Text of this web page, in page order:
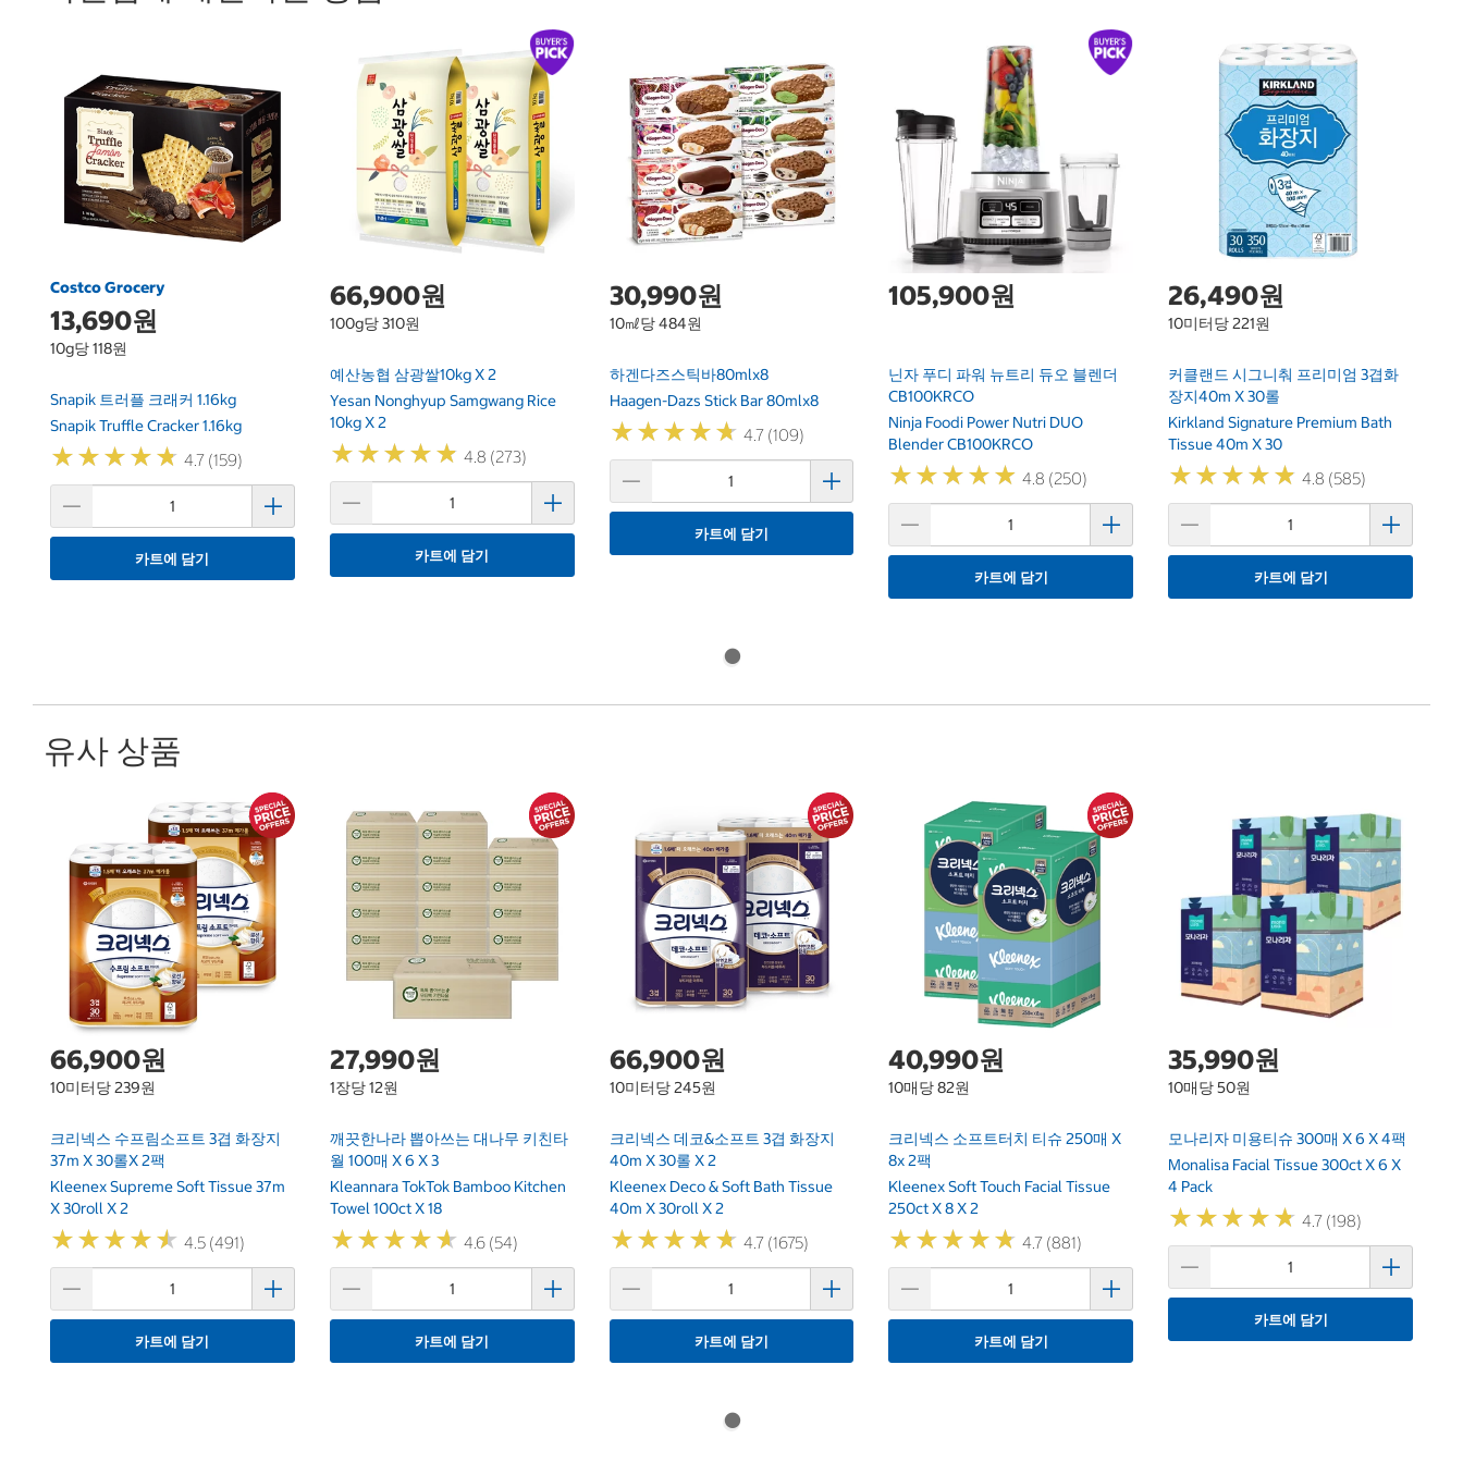
Costco Grocery
13,690원
10g당 118원
Snapik 트러플 크래커 1.16kg
Snapik Truffle Cracker 1.16kg
★★★★★
★★★★★ 4.7 (159)
카트에 담기
66,900원
100g당 310원
예산농협 삼광쌀10kg X 2
Yesan Nonghyup Samgwang Rice
10kg X 2
★★★★★
★★★★★ 4.8 (273)
카트에 담기
30,990원
10㎖당 484원
하겐다즈스틱바80mlx8
Haagen-Dazs Stick Bar 80mlx8
★★★★★
★★★★★ 4.7 (109)
카트에 담기
105,900원
닌자 푸디 파워 뉴트리 듀오 블렌더
CB100KRCO
Ninja Foodi Power Nutri DUO
Blender CB100KRCO
★★★★★
★★★★★ 4.8 (250)
카트에 담기
26,490원
10미터당 221원
커클랜드 시그니춰 프리미엄 3겹화
장지40m X 30롤
Kirkland Signature Premium Bath
Tissue 40m X 30
★★★★★
★★★★★ 4.8 (585)
카트에 담기
유사 상품
66,900원
10미터당 239원
크리넥스 수프림소프트 3겹 화장지
37m X 30롤x 2팩
Kleenex Supreme Soft Tissue 37m
X 30roll X 2
★★★★★
★★★★★ 4.5 (491)
카트에 담기
27,990원
1장당 12원
깨끗한나라 뽑아쓰는 대나무 키친타
월 100매 X 6 X 3
Kleannara TokTok Bamboo Kitchen
Towel 100ct X 18
★★★★★
★★★★★ 4.6 (54)
카트에 담기
66,900원
10미터당 245원
크리넥스 데코&소프트 3겹 화장지
40m X 30롤 X 2
Kleenex Deco & Soft Bath Tissue
40m X 30roll X 2
★★★★★
★★★★★ 4.7 (1675)
카트에 담기
40,990원
10매당 82원
크리넥스 소프트터치 티슈 250매 X
8x 2팩
Kleenex Soft Touch Facial Tissue
250ct X 8 X 2
★★★★★
★★★★★ 4.7 (881)
카트에 담기
35,990원
10매당 50원
모나리자 미용티슈 300매 X 6 X 4팩
Monalisa Facial Tissue 300ct X 6 X
4 Pack
★★★★★
★★★★★ 4.7 (198)
카트에 담기